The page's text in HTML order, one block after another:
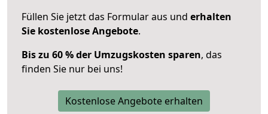
Füllen Sie jetzt das Formular aus und erhalten
Sie kostenlose Angebote.
Bis zu 60 % der Umzugskosten sparen, das
finden Sie nur bei uns!
Kostenlose Angebote erhalten